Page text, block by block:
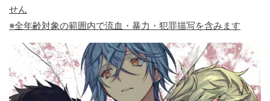
せん
※全年齢対象の範囲内で流血・暴力・犯罪描写を含みます